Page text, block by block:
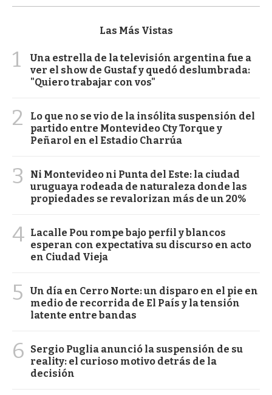
Las Más Vistas
1
Una estrella de la televisión argentina fue a
ver el show de Gustaf y quedó deslumbrada:
"Quiero trabajar con vos"
2
Lo que no se vio de la insólita suspensión del
partido entre Montevideo Cty Torque y
Peñarol en el Estadio Charrúa
3
Ni Montevideo ni Punta del Este: la ciudad
uruguaya rodeada de naturaleza donde las
propiedades se revalorizan más de un 20%
4 Lacalle Pou rompe bajo perfil y blancos
esperan con expectativa su discurso en acto
en Ciudad Vieja
5
Un día en Cerro Norte: un disparo en el pie en
medio de recorrida de El País y la tensión
latente entre bandas
6
Sergio Puglia anunció la suspensión de su
reality: el curioso motivo detrás de la
decisión